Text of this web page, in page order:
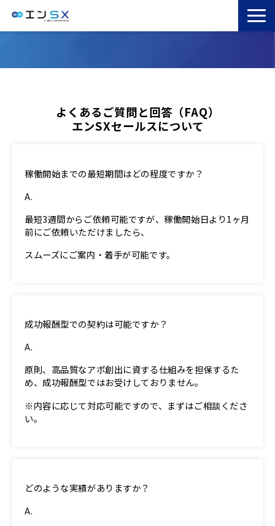
導入事例
お役立ちブログ
コラム
よくあるご質問と回答（FAQ）
エンSXセールスについて
稼働開始までの最短期間はどの程度ですか？​
最短3週間からご依頼可能ですが、稼働開始日より1ヶ月
前にご依頼いただけましたら、​
スムーズにご案内・着手が可能です。​
成功報酬型での契約は可能ですか？​
原則、高品質なアポ創出に資する仕組みを担保するた
め、成功報酬型ではお受けしておりません。​
※内容に応じて対応可能ですので、まずはご相談くださ
い。
どのような実績がありますか？​